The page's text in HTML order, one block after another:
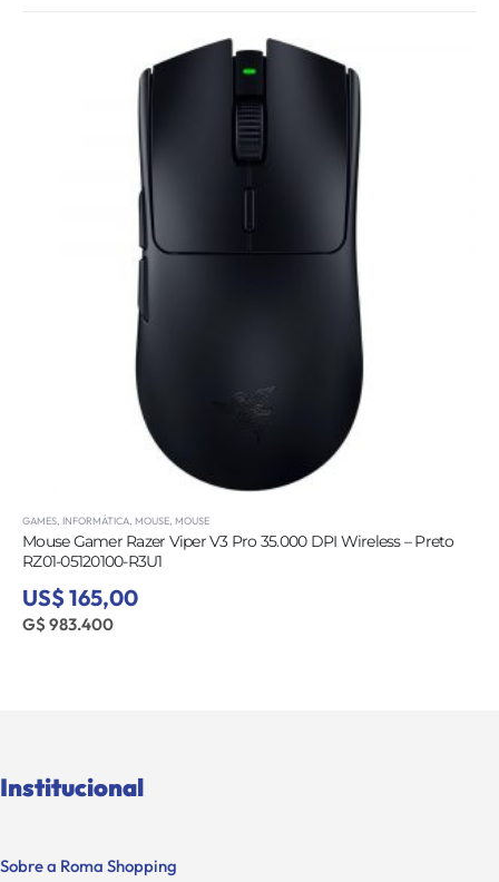
GAMES INFORMÁTICA MOUSE MOUSE
Mouse Gamer Razer Viper V3 Pro 35.000 DPI Wireless – Preto
RZ01-05120100-R3U1
US$ 165,00
G$ 983.400
Institucional
Sobre a Roma Shopping